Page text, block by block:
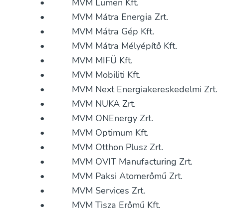
• MVM Lumen Kft.
• MVM Mátra Energia Zrt.
• MVM Mátra Gép Kft.
• MVM Mátra Mélyépítő Kft.
• MVM MIFÜ Kft.
• MVM Mobiliti Kft.
• MVM Next Energiakereskedelmi Zrt.
• MVM NUKA Zrt.
• MVM ONEnergy Zrt.
• MVM Optimum Kft.
• MVM Otthon Plusz Zrt.
• MVM OVIT Manufacturing Zrt.
• MVM Paksi Atomerőmű Zrt.
• MVM Services Zrt.
• MVM Tisza Erőmű Kft.